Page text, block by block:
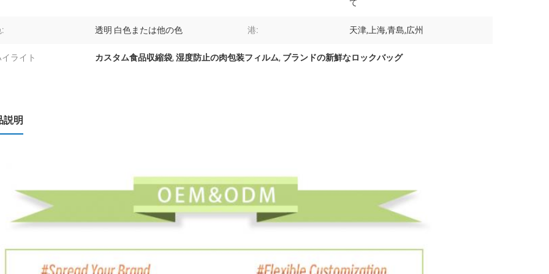
て
: 透明 白色または他の色 港: 天津,上海,青島,広州
ライト カスタム食品収縮袋, 湿度防止の肉包装フィルム, ブランドの新鮮なロックバッグ
説明